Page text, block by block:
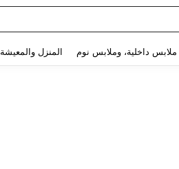
ملابس داخلية، وملابس نوم المنزل والمعيشة